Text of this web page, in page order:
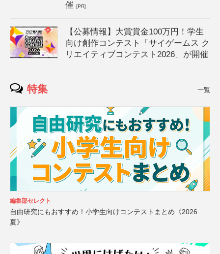
催[PR]
【公募情報】大賞賞金100万円！学生
向け創作コンテスト「サイゲームス ク
リエイティブコンテスト2026」が開催
特集 一覧
編集部セレクト
自由研究にもおすすめ！小学生向けコンテストまとめ《2026
夏》